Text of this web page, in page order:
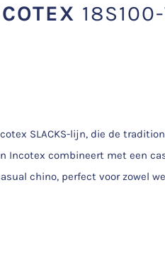
SLACKS-lijn, die de
Incotex combineert met een
chino, perfect voor zowel